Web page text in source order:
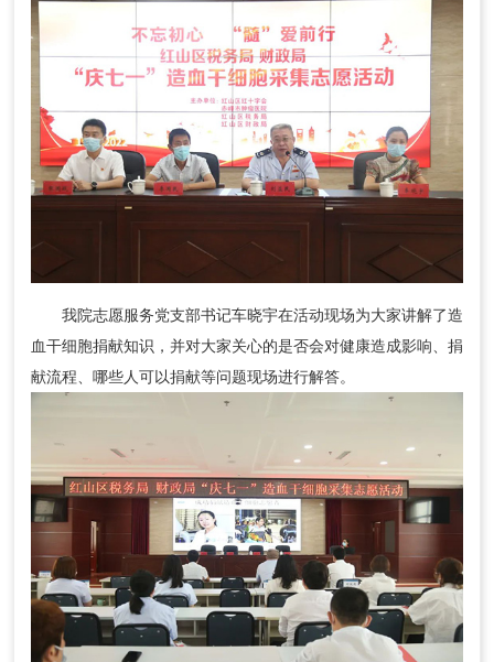
我院志愿服务党支部书记车晓宇在活动现场为大家讲解了造
血干细胞捐献知识，并对大家关心的是否会对健康造成影响、捐
献流程、哪些人可以捐献等问题现场进行解答。